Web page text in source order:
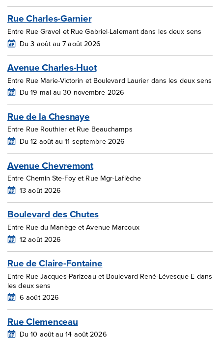
Rue Charles-Garnier
Entre Rue Gravel et Rue Gabriel-Lalemant dans les deux sens
Du 3 août au 7 août 2026
Avenue Charles-Huot
Entre Rue Marie-Victorin et Boulevard Laurier dans les deux sens
Du 19 mai au 30 novembre 2026
Rue de la Chesnaye
Entre Rue Routhier et Rue Beauchamps
Du 12 août au 11 septembre 2026
Avenue Chevremont
Entre Chemin Ste-Foy et Rue Mgr-Laflèche
13 août 2026
Boulevard des Chutes
Entre Rue du Manège et Avenue Marcoux
12 août 2026
Rue de Claire-Fontaine
Entre Rue Jacques-Parizeau et Boulevard René-Lévesque E dans
les deux sens
6 août 2026
Rue Clemenceau
Du 10 août au 14 août 2026